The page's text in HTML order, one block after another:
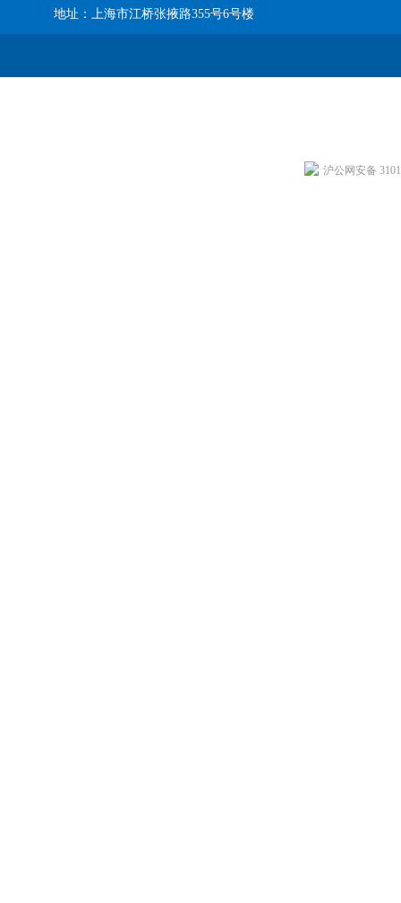
地址：上海市江桥张掖路355号6号楼
沪公网安备